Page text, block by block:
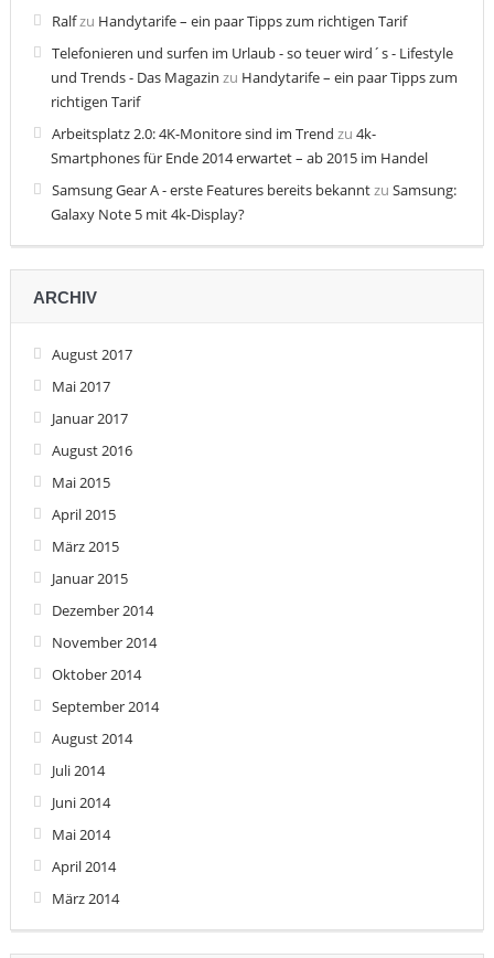
Ralfzu Handytarife – ein paar Tipps zum richtigen Tarif
Telefonieren und surfen im Urlaub - so teuer wird´s - Lifestyle
und Trends - Das Magazin zu Handytarife – ein paar Tipps zum
richtigen Tarif
Arbeitsplatz 2.0: 4K-Monitore sind im Trend zu 4k-
Smartphones für Ende 2014 erwartet – ab 2015 im Handel
Samsung Gear A - erste Features bereits bekanntzu Samsung:
Galaxy Note 5 mit 4k-Display?
ARCHIV
August 2017
Mai 2017
Januar 2017
August 2016
Mai 2015
April 2015
März 2015
Januar 2015
Dezember 2014
November 2014
Oktober 2014
September 2014
August 2014
Juli 2014
Juni 2014
Mai 2014
April 2014
März 2014